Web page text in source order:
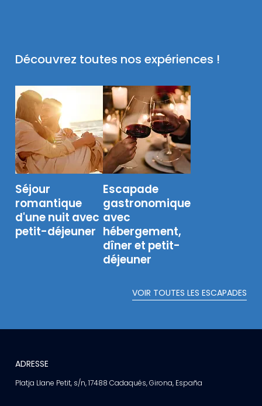
Découvrez toutes nos expériences !
Séjour
romantique
d'une nuit avec
petit-déjeuner
Escapade
gastronomique
avec
hébergement,
dîner et petit-
déjeuner
VOIR TOUTES LES ESCAPADES
ADRESSE
Platja Llane Petit, s/n, 17488 Cadaqués, Girona, España